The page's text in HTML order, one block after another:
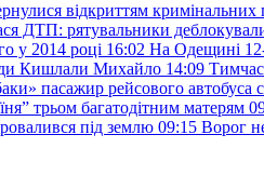
відкриттям
ДТП: рятувальники
у 2014 році 16:02 На Одещині 12-
Кишлали Михайло 14:09
пасажир рейсового
трьом багатодітним матерям
під землю 09:15 Ворог